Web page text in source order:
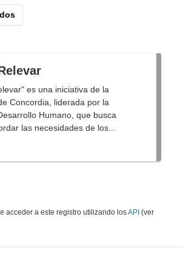
es una iniciativa de la
Concordia, liderada por la
Humano, que busca
las necesidades de los...
acceder a este registro utilizando losAPI (ver